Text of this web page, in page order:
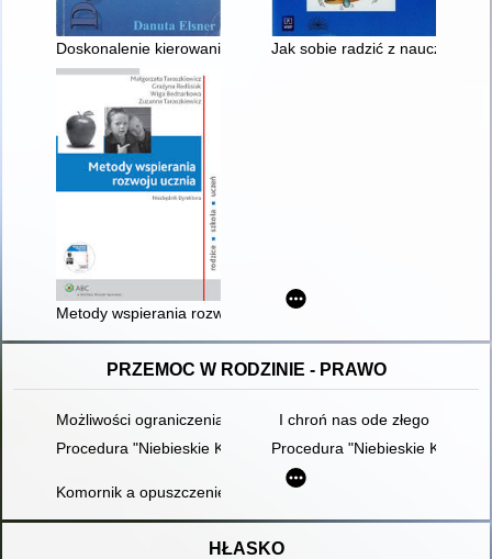
Doskonalenie kierowania placówką oświatową : wokół nowych
Jak sobie radzić z
Metody wspierania rozwoju ucznia : niezbędnik dyrektora
PRZEMOC W RODZINIE - PRAWO
Możliwości ograniczenia kontaktu sprawcy z ofiarą przestępstw
I chroń nas ode złego
Procedura "Niebieskie Karty" - nurtujące pytania
Procedura "Niebieskie Karty" :
Komornik a opuszczenie lokalu przez sprawcę przemocy
HŁASKO